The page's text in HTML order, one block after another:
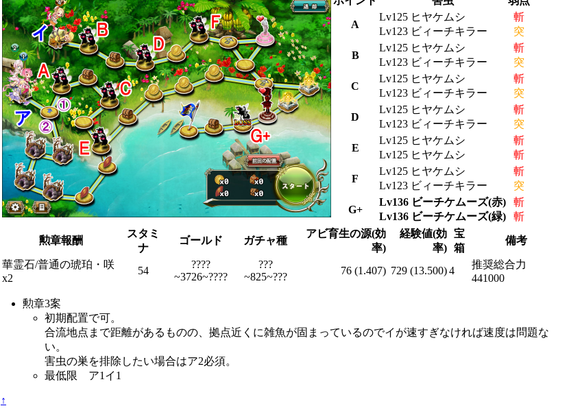
A
Lv125 ヒヤケムシ
Lv123 ビィーチキラー
斬
突
B
Lv125 ヒヤケムシ
Lv123 ビィーチキラー
斬
突
C
Lv125 ヒヤケムシ
Lv123 ビィーチキラー
斬
突
D
Lv125 ヒヤケムシ
Lv123 ビィーチキラー
斬
突
E
Lv125 ヒヤケムシ
Lv125 ヒヤケムシ
斬
斬
F
Lv125 ヒヤケムシ
Lv123 ビィーチキラー
斬
突
G+
Lv136 ビーチケムーズ(赤)
Lv136 ビーチケムーズ(緑)
斬
斬
勲章報酬
スタミ
ナ
ゴールド ガチャ種
アビ育生の源(効
率)
経験値(効
率)
宝
箱
備考
華霊石/普通の琥珀・咲
x2
54
????
~3726~????
???
~825~???
76 (1.407) 729 (13.500)4
推奨総合力
441000
勲章3案
初期配置で可。
合流地点まで距離があるものの、拠点近くに雑魚が固まっているのでイが速すぎなければ速度は問題な
い。
害虫の巣を排除したい場合はア2必須。
最低限 ア1イ1
↑